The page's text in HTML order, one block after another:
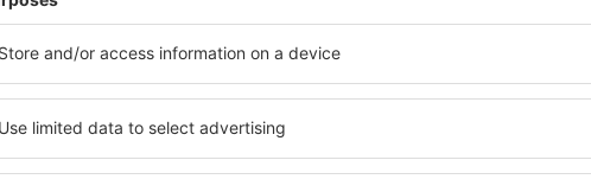
Rosemont, 14 august 2026, 2 nopți
Vedeți mai multe hoteluri în Mount Prospect